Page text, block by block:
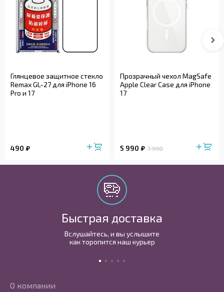
Глянцевое защитное стекло
Remax GL-27 для iPhone 16
Pro и 17
490
Прозрачный чехол MagSafe
Apple Clear Case для iPhone
17
5 990 7 990
Быстрая доставка
Вслушайтесь, и вы услышите
как торопится наш курьер
О компании